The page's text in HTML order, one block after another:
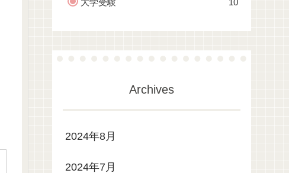
Archives
2024年8月
2024年7月